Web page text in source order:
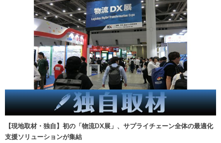
【現地取材・独自】初の「物流DX展」、サプライチェーン全体の最適化
支援ソリューションが集結